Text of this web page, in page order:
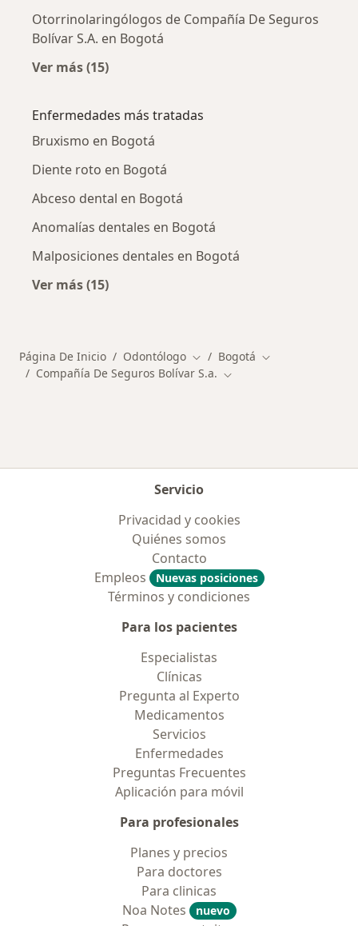
Otorrinolaringólogos de Compañía De Seguros
Bolívar S.A. en Bogotá
Ver más (15)
Enfermedades más tratadas
Bruxismo en Bogotá
Diente roto en Bogotá
Abceso dental en Bogotá
Anomalías dentales en Bogotá
Malposiciones dentales en Bogotá
Ver más (15)
Página De Inicio Odontólogo Cambiar de ciudad
Bogotá Cambiar de
Compañía De Seguros Bolívar S.a. Cambiar de ciudad
Servicio
Privacidad y cookies
Quiénes somos
Contacto
Empleos
Nuevas posiciones
Términos y condiciones
Para los pacientes
Especialistas
Clínicas
Pregunta al Experto
Medicamentos
Servicios
Enfermedades
Preguntas Frecuentes
Aplicación para móvil
Para profesionales
Planes y precios
Para doctores
Para clinicas
Noa Notes
nuevo